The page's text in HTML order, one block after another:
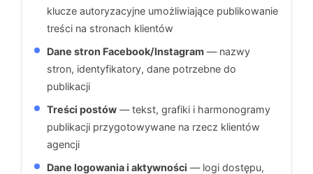
klucze autoryzacyjne umożliwiające publikowanie
treści na stronach klientów
Dane stron Facebook/Instagram — nazwy
stron, identyfikatory, dane potrzebne do
publikacji
Treści postów — tekst, grafiki i harmonogramy
publikacji przygotowywane na rzecz klientów
agencji
Dane logowania i aktywności — logi dostępu,